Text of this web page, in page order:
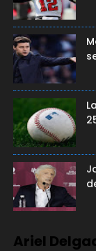
Ariel